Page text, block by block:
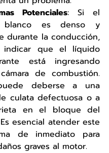
Potenciales: Si el
blanco es denso y
durante la conducción,
indicar que el líquido
está ingresando
de combustión.
deberse a una
culata defectuosa o a
en el bloque del
esencial atender este
de inmediato para
graves al motor.